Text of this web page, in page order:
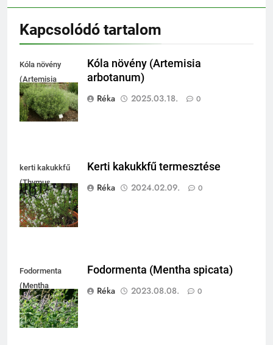
Kapcsolódó tartalom
Kóla növény
(Artemisia
arbotanum)
Kóla növény (Artemisia
arbotanum)
Réka
2025.03.18. 0
kerti kakukkfű
(Thymus
vulgaris)
Kerti kakukkfű termesztése
Réka
2024.02.09. 0
Fodormenta
(Mentha
spicata)
Fodormenta (Mentha spicata)
Réka
2023.08.08. 0